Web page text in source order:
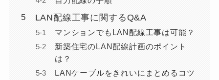
LAN配線工事に関するQ&A
マンションでもLAN配線工事は可能？
新築住宅のLAN配線計画のポイント
は？
LANケーブルをきれいにまとめるコツ